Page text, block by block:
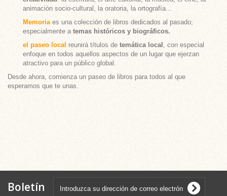
animación socio-cultural, la oratoria, la ortografía...
Memoriaes una colección de libros dedicados al pasado;
especialmente a temas históricos y biográficos.
el paseo local reunirá títulos de temática local , con especial
enfoque en todos aquellos aspectos de un lugar que ejerzan
atractivo para un público global.
Desde ahora, comienza un paseo de libros para todos al que
esperamos que te unas.
Boletín